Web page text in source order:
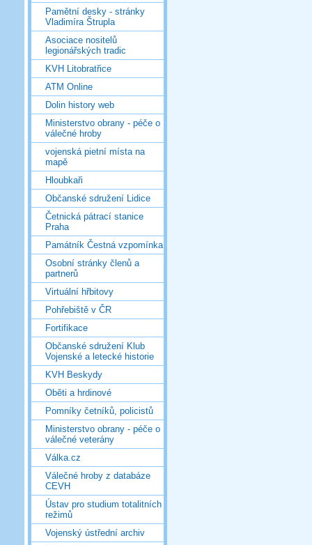
Pamětní desky - stránky
Vladimíra Štrupla
Asociace nositelů
legionářských tradic
KVH Litobratřice
ATM Online
Dolin history web
Ministerstvo obrany - péče o
válečné hroby
vojenská pietní místa na
mapě
Hloubkaři
Občanské sdružení Lidice
Četnická pátrací stanice
Praha
Památník Čestná vzpomínka
Osobní stránky členů a
partnerů
Virtuální hřbitovy
Pohřebiště v ČR
Fortifikace
Občanské sdružení Klub
Vojenské a letecké historie
KVH Beskydy
Oběti a hrdinové
Pomníky četníků, policistů
Ministerstvo obrany - péče o
válečné veterány
Válka.cz
Válečné hroby z databáze
CEVH
Ústav pro studium totalitních
režimů
Vojenský ústřední archiv